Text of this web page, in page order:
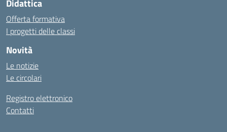
Didattica
Offerta formativa
I progetti delle classi
Novità
Le notizie
Le circolari
Registro elettronico
Contatti